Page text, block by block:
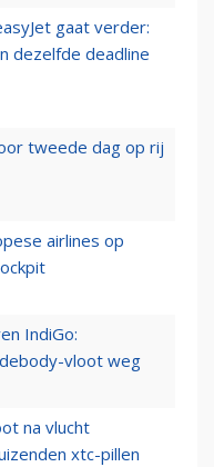
gaat verder:
dezelfde deadline
tweede dag op rij
airlines op
IndiGo:
vloot weg
na vlucht
xtc-pillen